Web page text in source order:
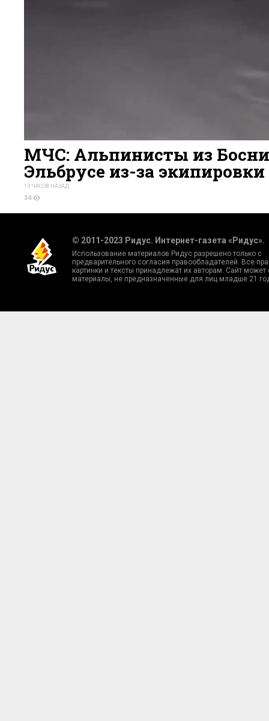
МЧС: Альпинисты из
Эльбрусе из-за экипировки
13 ЧАСОВ НАЗАД
34
© 2011-2023 Ридус. Интернет-газета «Ридус».
Использование материалов Ридус разрешено только с
предварительного согласия правообладателей. Все
картинки и тексты принадлежат их авторам. Сайт может
материалы, не предназначенные для лиц младше 21